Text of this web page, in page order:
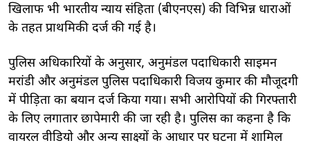
खिलाफ भी भारतीय न्याय संहिता (बीएनएस) की विभिन्न धाराओं
के तहत प्राथमिकी दर्ज की गई है।
पुलिस अधिकारियों के अनुसार, अनुमंडल पदाधिकारी साइमन
मरांडी और अनुमंडल पुलिस पदाधिकारी विजय कुमार की मौजूदगी
में पीड़िता का बयान दर्ज किया गया। सभी आरोपियों की गिरफ्तारी
के लिए लगातार छापेमारी की जा रही है। पुलिस का कहना है कि
वायरल वीडियो और अन्य साक्ष्यों के आधार पर घटना में शामिल